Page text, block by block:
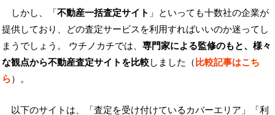
しかし、「不動産一括査定サイト 」といっても十数社の企業が
提供しており、どの査定サービスを利用すればいいのか迷ってし
まうでしょう。 ウチノカチでは、 専門家による監修のもと、様々
な観点から不動産査定サイトを比較しました（比較記事はこち
ら）。
以下のサイトは、「査定を受け付けているカバーエリア」「利